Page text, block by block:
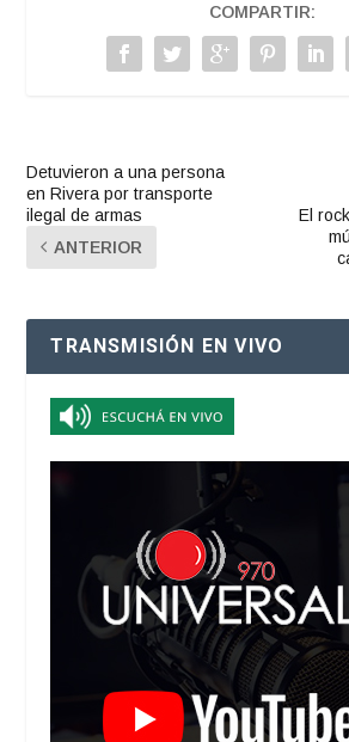
COMPARTIR:
Detuvieron a una persona
en Rivera por transporte
ilegal de armas
ANTERIOR
El
TRANSMISIÓN EN VIVO